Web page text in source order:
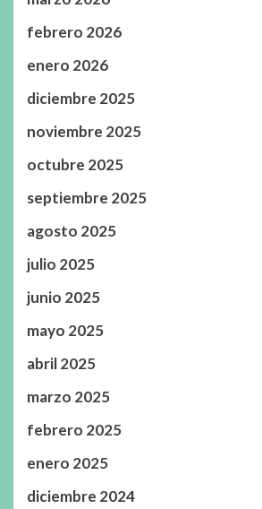
febrero 2026
enero 2026
diciembre 2025
noviembre 2025
octubre 2025
septiembre 2025
agosto 2025
julio 2025
junio 2025
mayo 2025
abril 2025
marzo 2025
febrero 2025
enero 2025
diciembre 2024